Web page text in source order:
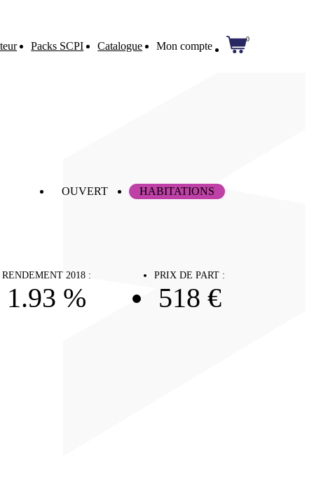
Packs SCPI Catalogue Mon compte
0
OUVERT HABITATIONS
RENDEMENT 2018 :
1.93 %
PRIX DE PART :
518 €